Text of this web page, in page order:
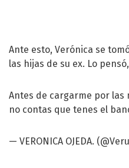
Ante esto, Verónica se
las hijas de su ex. Lo
Antes de cargarme por las
no contas que tenes el
— VERONICA OJEDA.